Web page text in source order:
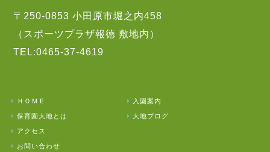
〒250-0853 小田原市堀之内458
（スポーツプラザ報徳 敷地内）
TEL:0465-37-4619
ＨＯＭＥ
保育園大地とは
アクセス
お問い合わせ
入園案内
大地ブログ